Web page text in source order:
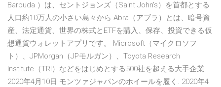
Barbuda ）は、セントジョンズ（Saint John's）を首都とする
人口約10万人の小さい島々から Abra（アブラ）とは、暗号資
産、法定通貨、世界の株式とETFを購入、保存、投資できる仮
想通貨ウォレットアプリです。 Microsoft（マイクロソフ
ト）、JPMorgan（JPモルガン）、Toyota Research
Institute（TRI）などをはじめとする500社を超える大手企業
2020年4月10日 モンツァジャパンのホイールを履く. 2020年4